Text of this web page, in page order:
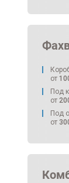
от
Под
от
Под
от